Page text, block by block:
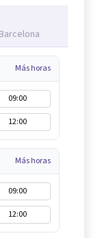
Más horas
09:00
12:00
Más horas
09:00
12:00